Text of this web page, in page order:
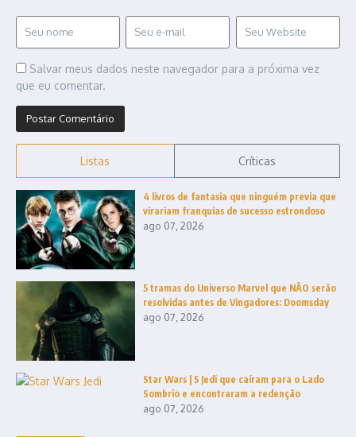
Salvar meus dados neste navegador para a próxima vez
que eu comentar.
Listas Críticas
4 livros de fantasia que ninguém previa que
virariam franquias de sucesso estrondoso
ago 07, 2026
5 tramas do Universo Marvel que NÃO serão
resolvidas antes de Vingadores: Doomsday
ago 07, 2026
Star Wars | 5 Jedi que caíram para o Lado
Sombrio e encontraram a redenção
ago 07, 2026